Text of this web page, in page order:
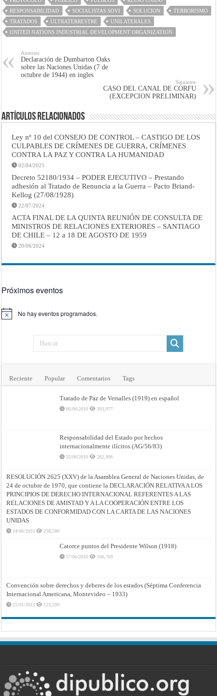
RESPONSABILIDAD
SOCIALISTAS SOVI SOLUCION
TERRORISMO
TRATADOS
ULTRATERRESTRE
UNILATERALES
UNITED NATIONS INDUSTRIAL DEVELOPMENT ORGANIZATION
Anterior
Declaración de Dumbarton Oaks
sobre las Naciones Unidas (7 de
octubre de 1944) en ingles
Siguiente
CASO DEL CANAL DE CORFU
(EXCEPCION PRELIMINAR)
Artículos Relacionados
Ley nº 10 del CONSEJO DE CONTROL – CASTIGO DE LOS
CULPABLES DE CRÍMENES DE GUERRA, CRÍMENES
CONTRA LA PAZ Y CONTRA LA HUMANIDAD
02/04/2025
Decreto 52180/1934 – PODER EJECUTIVO – Prestando
adhesión al Tratado de Renuncia a la Guerra – Pacto Briand-
Kellog (27/08/1928)
22/07/2024
ACTA FINAL DE LA QUINTA REUNIÓN DE CONSULTA DE
MINISTROS DE RELACIONES EXTERIORES – SANTIAGO
DE CHILE – 12 a 18 DE AGOSTO DE 1959
20/06/2024
Próximos eventos
Aviso No hay eventos programados.
Reciente Popular Comentarios Tags
Tratado de Paz de Versalles (1919) en español
06/06/2010 393,977
Responsabilidad del Estado por hechos
internacionalmente ilícitos (AG/56/83)
25/06/2010 262,996
RESOLUCIÓN 2625 (XXV) de la Asamblea General de Naciones Unidas, de
24 de octubre de 1970, que contiene la DECLARACIÓN RELATIVA A LOS
PRINCIPIOS DE DERECHO INTERNACIONAL REFERENTES A LAS
RELACIONES DE AMISTAD Y A LA COOPERACIÓN ENTRE LOS
ESTADOS DE CONFORMIDAD CON LA CARTA DE LAS NACIONES
UNIDAS
24/06/2010 238,580
Catorce puntos del Presidente Wilson (1918)
17/06/2010 166,769
Convención sobre derechos y deberes de los estados (Séptima Conferencia
Internacional Americana, Montevideo – 1933)
21/01/2013 123,599